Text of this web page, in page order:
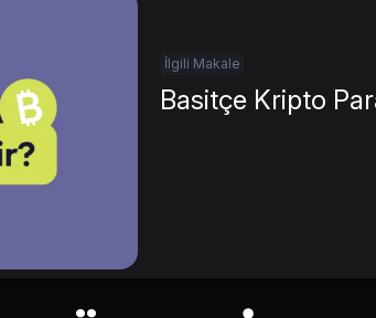
İlgili Makale
Basitçe Kripto